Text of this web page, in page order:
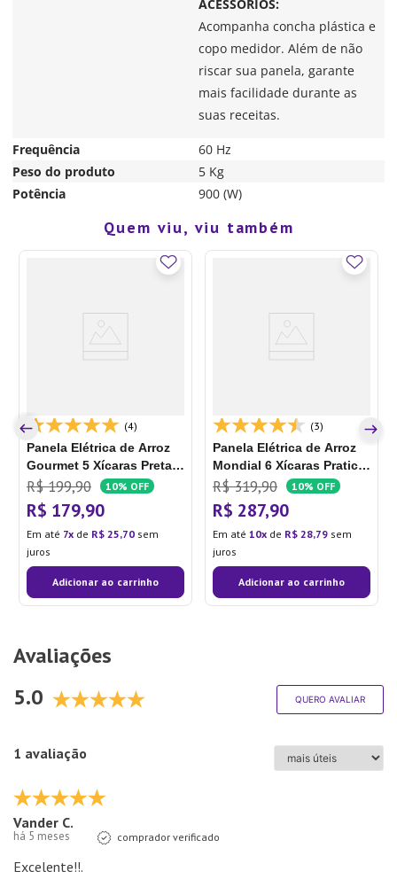
ACESSÓRIOS:
Acompanha concha plástica e
copo medidor. Além de não
riscar sua panela, garante
mais facilidade durante as
suas receitas.
Frequência
60 Hz
Peso do produto
5 Kg
Potência
900 (W)
Quem viu, viu também
(4)
Panela Elétrica de Arroz
Gourmet 5 Xícaras Preta
Ce03 - Multi
R$ 199,90 10% OFF
R$ 179,90
Em até 7 de R$ 25,70 sem
juros
Adicionar ao carrinho
(3)
Panela Elétrica de Arroz
Mondial 6 Xícaras Pratic
Rice
R$ 319,90 10% OFF
R$ 287,90
Em até 10 de R$ 28,79 sem
juros
Adicionar ao carrinho
Avaliações
5.0
QUERO AVALIAR
1 avaliação
Vander C.
há 5 meses comprador verificado
Excelente!!.